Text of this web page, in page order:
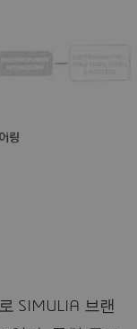
SIMULIA 브랜